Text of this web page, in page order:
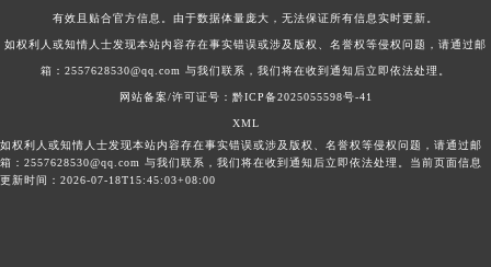
有效且贴合官方信息。由于数据体量庞大，无法保证所有信息实时更新。
如权利人或知情人士发现本站内容存在事实错误或涉及版权、名誉权等侵权问题，请通过邮
箱：2557628530@qq.com 与我们联系，我们将在收到通知后立即依法处理。
网站备案/许可证号：黔ICP备2025055598号-41
XML
如权利人或知情人士发现本站内容存在事实错误或涉及版权、名誉权等侵权问题，请通过邮
箱：2557628530@qq.com 与我们联系，我们将在收到通知后立即依法处理。当前页面信息
更新时间：2026-07-18T15:45:03+08:00